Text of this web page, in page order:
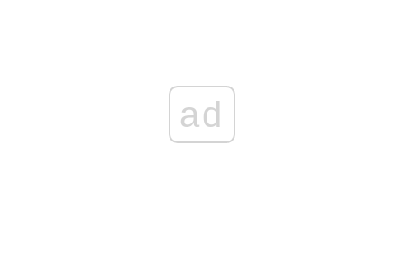
ad